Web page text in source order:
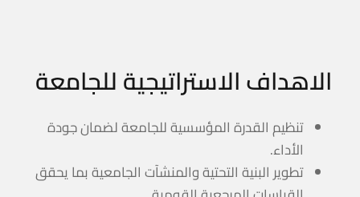
الاهداف الاستراتيجية للجامعة
تنظيم القدرة المؤسسية للجامعة لضمان جودة
الأداء.
تطوير البنية التحتية والمنشآت الجامعية بما يحقق